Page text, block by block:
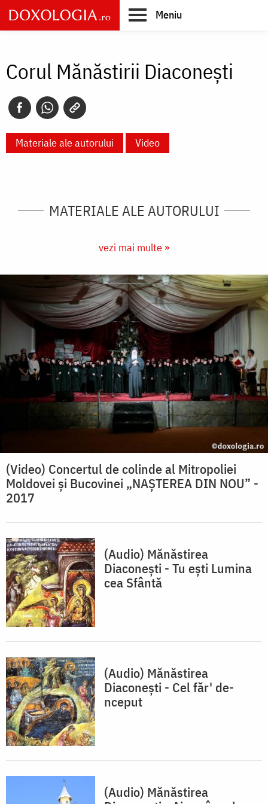
Skip
to
main
Meniu
Corul Mănăstirii Diaconeşti
Materiale ale autorului Video
MATERIALE ALE AUTORULUI
vezi mai multe »
(Video) Concertul de colinde al Mitropoliei
Moldovei și Bucovinei „NAȘTEREA DIN NOU” -
2017
(Audio) Mănăstirea
Diaconești - Tu ești Lumina
cea Sfântă
(Audio) Mănăstirea
Diaconești - Cel făr' de-
nceput
(Audio) Mănăstirea